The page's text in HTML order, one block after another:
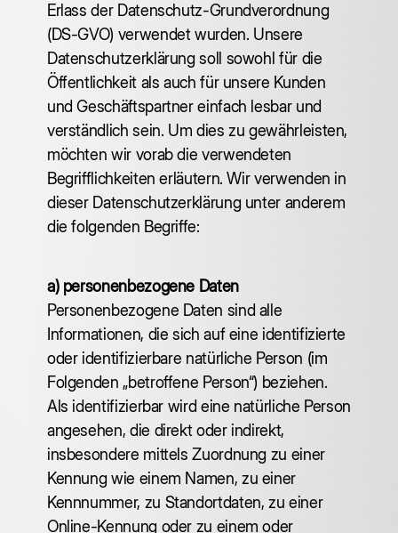
Erlass der Datenschutz-Grundverordnung
(DS-GVO) verwendet wurden. Unsere
Datenschutzerklärung soll sowohl für die
Öffentlichkeit als auch für unsere Kunden
und Geschäftspartner einfach lesbar und
verständlich sein. Um dies zu gewährleisten,
möchten wir vorab die verwendeten
Begrifflichkeiten erläutern. Wir verwenden in
dieser Datenschutzerklärung unter anderem
die folgenden Begriffe:
a) personenbezogene Daten
Personenbezogene Daten sind alle
Informationen, die sich auf eine identifizierte
oder identifizierbare natürliche Person (im
Folgenden „betroffene Person“) beziehen.
Als identifizierbar wird eine natürliche Person
angesehen, die direkt oder indirekt,
insbesondere mittels Zuordnung zu einer
Kennung wie einem Namen, zu einer
Kennnummer, zu Standortdaten, zu einer
Online-Kennung oder zu einem oder